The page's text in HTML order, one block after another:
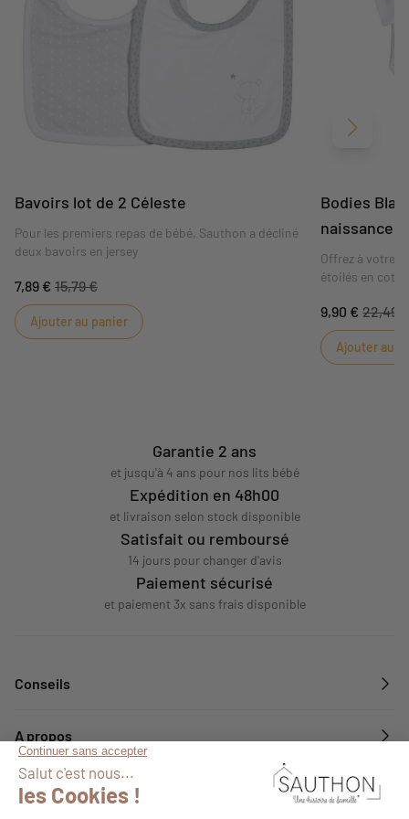
Bavoirs lot de 2 Céleste
Pour les premiers repas de bébé, Sauthon a décliné
deux bavoirs en jersey
7,89 € 15,79 €
Ajouter au panier
Bodies
naissance
Offrez à votre
étoilés en
9,90 € 22,49
Ajouter au
Suivant
Garantie 2 ans
et jusqu'à 4 ans pour nos lits bébé
Expédition en 48h00
et livraison selon stock disponible
Satisfait ou remboursé
14 jours pour changer d'avis
Paiement sécurisé
et paiement 3x sans frais disponible
Conseils
A propos
Services